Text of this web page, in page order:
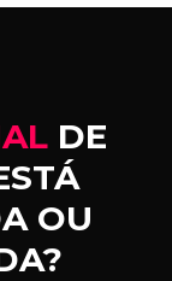
DE
OU